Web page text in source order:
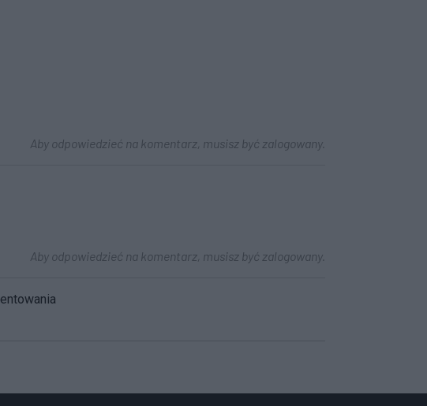
Aby odpowiedzieć na komentarz, musisz być zalogowany.
Aby odpowiedzieć na komentarz, musisz być zalogowany.